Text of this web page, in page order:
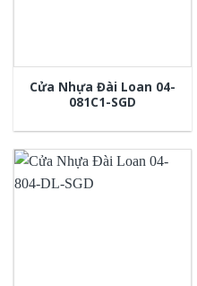
Cửa Nhựa Đài Loan 04-
081C1-SGD